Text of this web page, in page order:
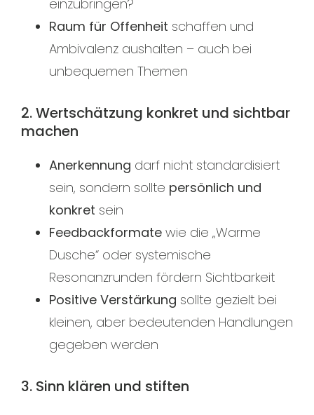
einzubringen?
Raum für Offenheit schaffen und
Ambivalenz aushalten – auch bei
unbequemen Themen
2. Wertschätzung konkret und sichtbar
machen
Anerkennung darf nicht standardisiert
sein, sondern sollte persönlich und
konkret sein
Feedbackformatewie die „Warme
Dusche“ oder systemische
Resonanzrunden fördern Sichtbarkeit
Positive Verstärkung sollte gezielt bei
kleinen, aber bedeutenden Handlungen
gegeben werden
3. Sinn klären und stiften